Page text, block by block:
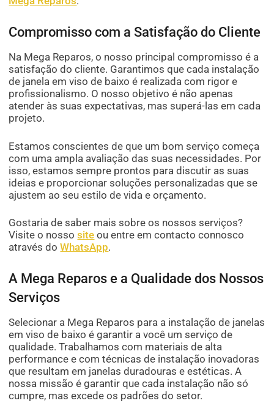
Compromisso com a Satisfação do Cliente
Na Mega Reparos, o nosso principal compromisso é a
satisfação do cliente. Garantimos que cada instalação
de janela em viso de baixo é realizada com rigor e
profissionalismo. O nosso objetivo é não apenas
atender às suas expectativas, mas superá-las em cada
projeto.
Estamos conscientes de que um bom serviço começa
com uma ampla avaliação das suas necessidades. Por
isso, estamos sempre prontos para discutir as suas
ideias e proporcionar soluções personalizadas que se
ajustem ao seu estilo de vida e orçamento.
Gostaria de saber mais sobre os nossos serviços?
Visite o nossosite ou entre em contacto connosco
através doWhatsApp.
A Mega Reparos e a Qualidade dos Nossos
Serviços
Selecionar a Mega Reparos para a instalação de janelas
em viso de baixo é garantir a você um serviço de
qualidade. Trabalhamos com materiais de alta
performance e com técnicas de instalação inovadoras
que resultam em janelas duradouras e estéticas. A
nossa missão é garantir que cada instalação não só
cumpre, mas excede os padrões do setor.